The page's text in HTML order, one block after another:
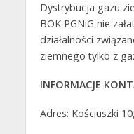
Dystrybucja gazu
BOK PGNiG nie
działalności
ziemnego tylko z
INFORMACJE
Adres: Kościuszki